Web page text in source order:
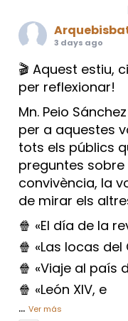
3 days ago
🎬 Aquest estiu,
per reflexionar!
Mn. Peio
per a aquestes
tots els públics
preguntes
convivència, la
de mirar els
🍿 «El día de la
🍿 «Las locas del
🍿 «Viaje al país
🍿 «León XIV, e
... Ver más